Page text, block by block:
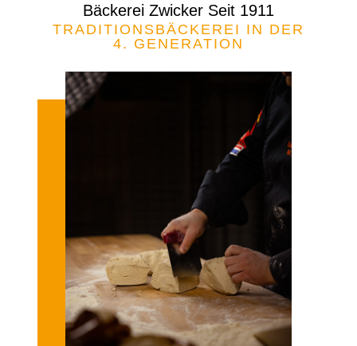
Bäckerei Zwicker Seit 1911
TRADITIONSBÄCKEREI IN DER
4. GENERATION